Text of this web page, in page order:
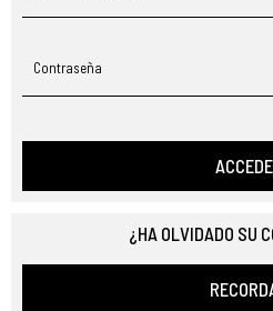
Contraseña
¿HA OLVIDADO SU